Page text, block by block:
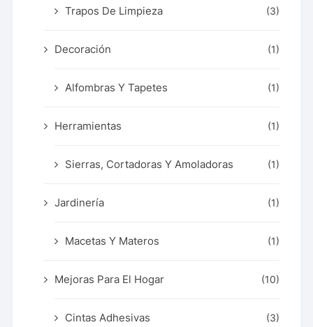
Trapos De Limpieza (3)
Decoración (1)
Alfombras Y Tapetes (1)
Herramientas (1)
Sierras, Cortadoras Y Amoladoras (1)
Jardinería (1)
Macetas Y Materos (1)
Mejoras Para El Hogar (10)
Cintas Adhesivas (3)